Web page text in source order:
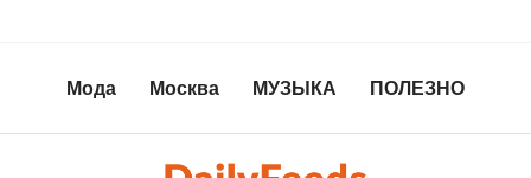
Мода Москва МУЗЫКА ПОЛЕЗНО